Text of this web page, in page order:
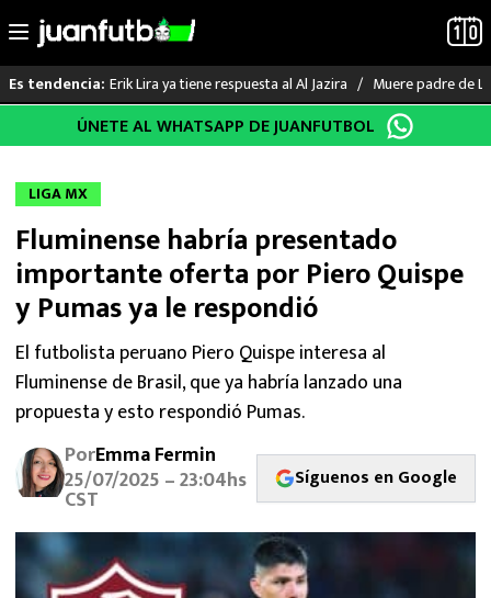
al
Es tendencia: Erik Lira ya tiene respuesta al Al Jazira Muere padre de
LO ÚLTIMO
LIGA MX
RAYADOS
PUMAS
ATLANTE
SELECCIÓN MEXICANA
FUTBOL INTERNACIONAL
MEXICANOS EN EL EXTRANJERO
FUTBOL ESTUFA
ÚNETE AL WHATSAPP DE JUANFUTBOL
LIGA MX
Fluminense habría presentado
importante oferta por Piero Quispe
y Pumas ya le respondió
El futbolista peruano Piero Quispe interesa al
Fluminense de Brasil, que ya habría lanzado una
propuesta y esto respondió Pumas.
PorEmma Fermin
25/07/2025 – 23:04hs
CST
Síguenos en Google